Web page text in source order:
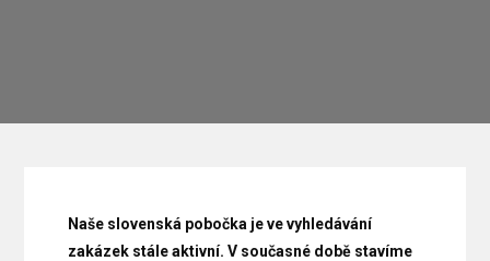
Naše slovenská pobočka je ve vyhledávání
zakázek stále aktivní. V současné době stavíme